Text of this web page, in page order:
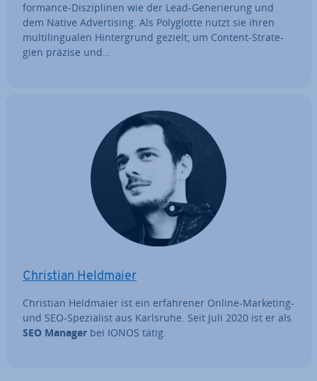
for­mance-Dis­zi­pli­nen wie der Lead-Ge­ne­rie­rung und
dem Native Ad­ver­ti­sing. Als Po­ly­glot­te nutzt sie ihren
mul­ti­l­in­gua­len Hin­ter­grund gezielt, um Content-Stra­te­
gien präzise und…
Christian Heldmaier
Christian Heldmaier ist ein er­fah­re­ner Online-Marketing-
und SEO-Spe­zia­list aus Karlsruhe. Seit Juli 2020 ist er als
SEO Manager bei IONOS tätig.